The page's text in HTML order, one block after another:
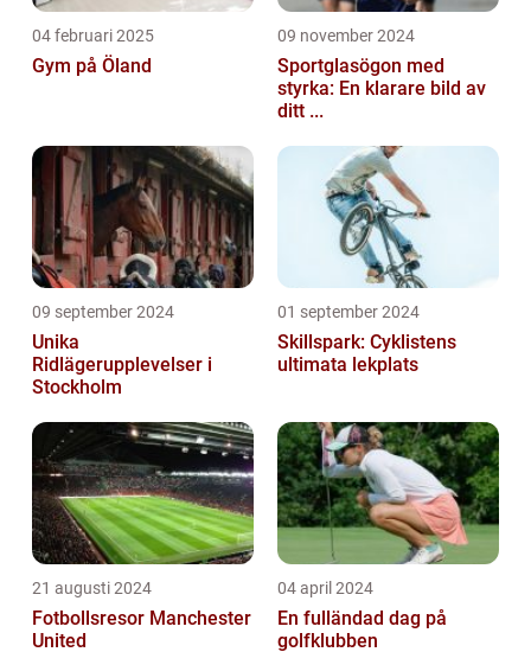
04 februari 2025
Gym på Öland
09 november 2024
Sportglasögon med
styrka: En klarare bild av
ditt ...
09 september 2024
Unika
Ridlägerupplevelser i
Stockholm
01 september 2024
Skillspark: Cyklistens
ultimata lekplats
21 augusti 2024
Fotbollsresor Manchester
United
04 april 2024
En fulländad dag på
golfklubben